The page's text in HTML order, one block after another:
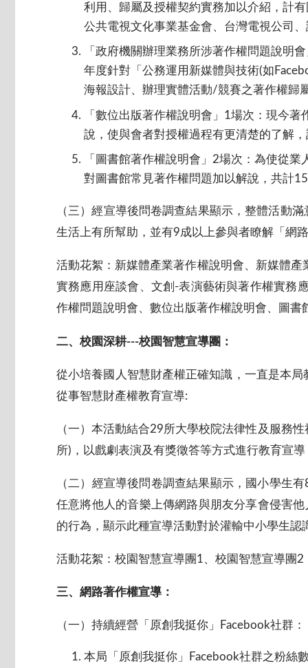
利用、歸屬及授權契約實務加以介紹，計
公共電視文化事業基金會、台灣電視公司
「政府機關辦理業務所涉著作權問題說明
年度針對「公務運用新媒體與技術(如
海報設計、辦理實體活動/競賽之著作權歸
「數位出版著作權說明會」1場次：現今
說，使與會者對授權過程有更清楚的了解
「圖書館著作權說明會」2場次：為使從
對圖書館常見著作權問題加以解說，共計
（三）經宣導後問卷調查結果顯示，整體活動
生活上有所幫助，並有9成以上參與者瞭解「網
活動花絮：新媒體產業著作權說明會、新媒體
實務應用座談會、文創-表演藝術與著作權實務
作權問題說明會、數位出版著作權說明會、圖書
二、校園深耕---校園智慧宣導團：
從小培養國人智慧財產權正確知識，一直是本
從事智慧財產權教育宣導:
（一）本活動結合29所大學校院法律性及服務
所)，以戲劇表演及有獎徵答等方式進行教育宣
（二）經宣導後問卷調查結果顯示，國小學生
任意將他人的音樂上傳網路與朋友分享會侵害
的行為，顯示此種宣導活動對於灌輸中小學生認
活動花絮：校園智慧宣導團1、校園智慧宣導團2
三、網路著作權宣導：
（一）持續經營「原創我挺你」Facebook社群：
本局「原創我挺你」Facebook社群之粉絲